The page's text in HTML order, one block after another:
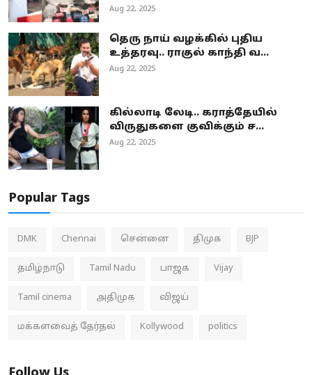
Aug 22, 2025
தெரு நாய் வழக்கில் புதிய
உத்தரவு.. ராகுல் காந்தி வ...
Aug 22, 2025
கில்லாடி லேடி.. கராத்தேயில்
விருதுகளை குவிக்கும் ச...
Aug 22, 2025
Popular Tags
DMK Chennai சென்னை திமுக BJP
தமிழ்நாடு Tamil Nadu பாஜக Vijay
Tamil cinema அதிமுக விஜய்
மக்களவைத் தேர்தல் Kollywood politics